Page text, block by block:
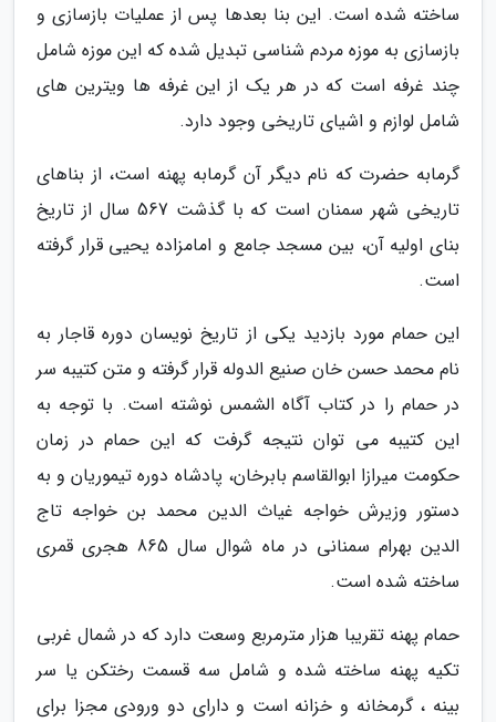
ساخته شده است. این بنا بعدها پس از عملیات بازسازی و
بازسازی به موزه مردم شناسی تبدیل شده که این موزه شامل
چند غرفه است که در هر یک از این غرفه ها ویترین های
شامل لوازم و اشیای تاریخی وجود دارد.
گرمابه حضرت که نام دیگر آن گرمابه پهنه است، از بناهای
تاریخی شهر سمنان است که با گذشت 567 سال از تاریخ
بنای اولیه آن، بین مسجد جامع و امامزاده یحیی قرار گرفته
است.
این حمام مورد بازدید یکی از تاریخ نویسان دوره قاجار به
نام محمد حسن خان صنیع الدوله قرار گرفته و متن کتیبه سر
در حمام را در کتاب آگاه الشمس نوشته است. با توجه به
این کتیبه می توان نتیجه گرفت که این حمام در زمان
حکومت میرازا ابوالقاسم بابرخان، پادشاه دوره تیموریان و به
دستور وزیرش خواجه غیاث الدین محمد بن خواجه تاج
الدین بهرام سمنانی در ماه شوال سال 865 هجری قمری
ساخته شده است.
حمام پهنه تقریبا هزار مترمربع وسعت دارد که در شمال غربی
تکیه پهنه ساخته شده و شامل سه قسمت رختکن یا سر
بینه ، گرمخانه و خزانه است و دارای دو ورودی مجزا برای